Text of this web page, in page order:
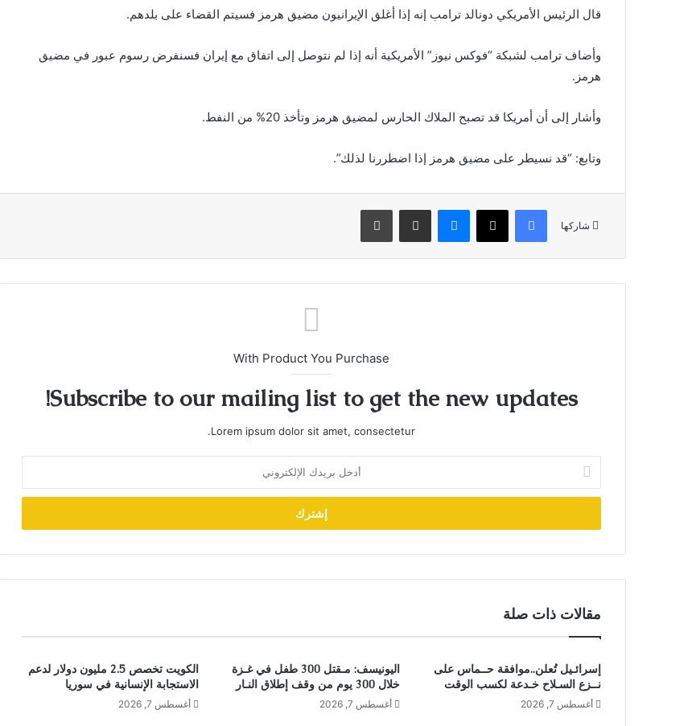
قال الرئيس الأمريكي دونالد ترامب إنه إذا أغلق الإيرانيون مضيق هرمز فسيتم القضاء على بلدهم.
وأضاف ترامب لشبكة “فوكس نيوز” الأمريكية أنه إذا لم نتوصل إلى اتفاق مع إيران فسنفرض رسوم عبور في مضيق
هرمز.
وأشار إلى أن أمريكا قد تصبح الملاك الحارس لمضيق هرمز وتأخذ 20% من النفط.
وتابع: “قد نسيطر على مضيق هرمز إذا اضطررنا لذلك”.
شاركها
فيسبوك X ماسنجر مشاركة عبر البريد طباعة
With Product You Purchase
Subscribe to our mailing list to get the new updates!
Lorem ipsum dolor sit amet, consectetur.
بريدك
الإلكتروني
مقالات ذات صلة
إسرائـيل تُعلن..موافقة حــماس على
نــزع السـلاح خـدعة لكسب الوقت
أغسطس 7, 2026
اليونيسف: مـقتل 300 طفل في غـزة
خلال 300 يوم من وقف إطلاق النـار
أغسطس 7, 2026
الكويت تخصص 2.5 مليون دولار لدعم
الاستجابة الإنسانية في سوريا
أغسطس 7, 2026